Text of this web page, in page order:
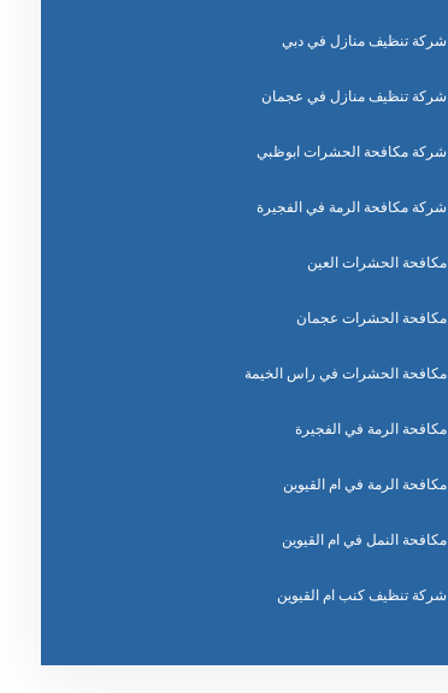
شركة تنظيف منازل في دبي
شركة تنظيف منازل في عجمان
شركة مكافحة الحشرات ابوظبي
شركة مكافحة الرمة في الفجيرة
مكافحة الحشرات العين
مكافحة الحشرات عجمان
مكافحة الحشرات في راس الخيمة
مكافحة الرمة في الفجيرة
مكافحة الرمة في ام القيوين
مكافحة النمل في ام القيوين